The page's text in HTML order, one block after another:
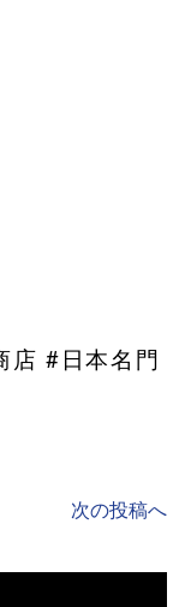
店 #日本名門
次の投稿へ